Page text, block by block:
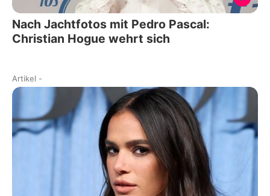
Nach Jachtfotos mit Pedro Pascal:
Christian Hogue wehrt sich
Artikel -